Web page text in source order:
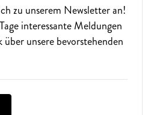
zu unserem Newsletteran!
interessante Meldungen
unsere bevorstehenden